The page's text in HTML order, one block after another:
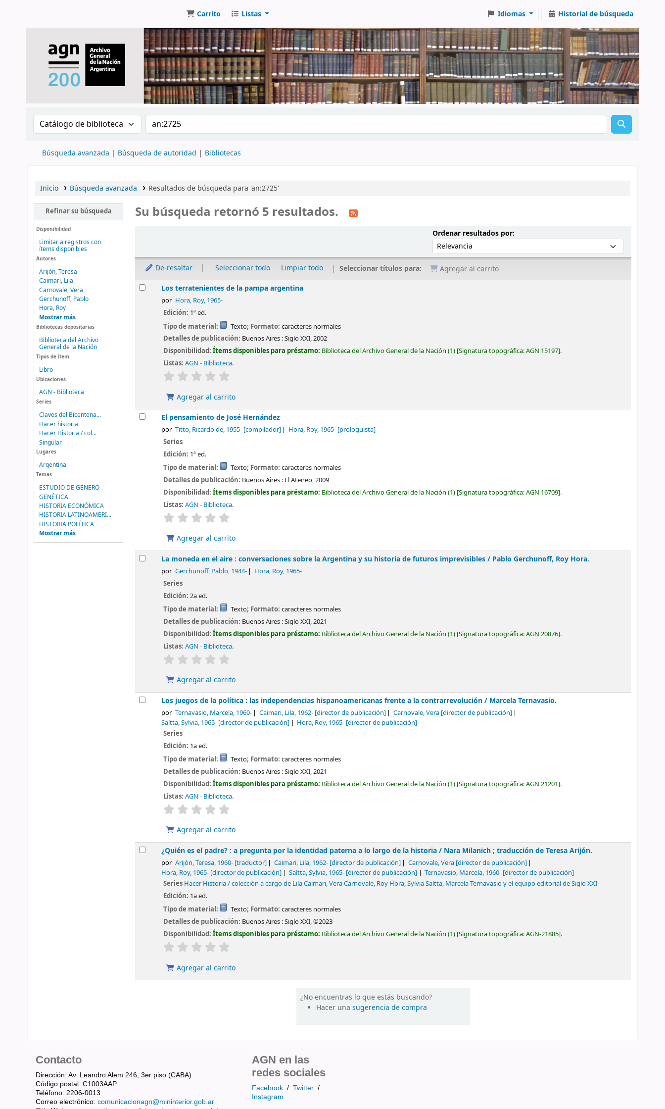
Carrito Listas Idiomas Historial de búsqueda
Buscar en el catálogo por: Buscar en el catálogo
Búsqueda avanzada Búsqueda de autoridad Bibliotecas
Inicio Búsqueda avanzada Resultados de búsqueda para 'an:2725'
Refinar su búsqueda
Disponibilidad
Limitar a registros con
ítems disponibles
Autores
Arijón, Teresa
Caimari, Lila
Carnovale, Vera
Gerchunoff, Pablo
Hora, Roy
Mostrar más
Bibliotecas depositarias
Biblioteca del Archivo
General de la Nación
Tipos de ítem
Libro
Ubicaciones
AGN - Biblioteca
Series
Claves del Bicentena...
Hacer historia
Hacer Historia / col...
Singular
Lugares
Argentina
Temas
ESTUDIO DE GÉNERO
GENÉTICA
HISTORIA ECONÓMICA
HISTORIA LATINOAMERI...
HISTORIA POLÍTICA
Mostrar más
Su búsqueda retornó 5 resultados.
Ordenar resultados por:Ordenar por:
De-resaltar Seleccionar todo Limpiar todo Seleccionar títulos para:
Agregar al carrito
ResultadosLos terratenientes de la pampa argentina
por Hora, Roy, 1965-
Edición: 1ª ed.
Tipo de material:
Texto; Formato: caracteres normales
Detalles de publicación: Buenos Aires :Siglo XXI,2002
Disponibilidad:Ítems disponibles para préstamo: Biblioteca del Archivo General de la Nación (1) Signatura topográfica:AGN 15197 .
Listas: AGN - Biblioteca.
valoración
Agregar al carrito
El pensamiento de José Hernández
por Titto, Ricardo de, 1955-[compilador] Hora, Roy, 1965-[prologuista]
Series
Edición: 1ª ed.
Tipo de material:
Texto; Formato: caracteres normales
Detalles de publicación: Buenos Aires : El Ateneo,2009
Disponibilidad:Ítems disponibles para préstamo: Biblioteca del Archivo General de la Nación (1) Signatura topográfica:AGN 16709 .
Listas: AGN - Biblioteca.
valoración
Agregar al carrito
La moneda en el aire : conversaciones sobre la Argentina y su historia de futuros imprevisibles / Pablo Gerchunoff, Roy Hora.
por Gerchunoff, Pablo, 1944- Hora, Roy, 1965-
Series
Edición:2a ed.
Tipo de material:
Texto; Formato: caracteres normales
Detalles de publicación: Buenos Aires :Siglo XXI,2021
Disponibilidad:Ítems disponibles para préstamo: Biblioteca del Archivo General de la Nación (1) Signatura topográfica:AGN 20876 .
Listas: AGN - Biblioteca.
valoración
Agregar al carrito
Los juegos de la política : las independencias hispanoamericanas frente a la contrarrevolución / Marcela Ternavasio.
por Ternavasio, Marcela, 1960- Caimari, Lila, 1962-[director de publicación] Carnovale, Vera[director de publicación]
Saítta, Sylvia, 1965- [director de publicación] Hora, Roy, 1965- [director de publicación]
Series
Edición: 1a ed.
Tipo de material:
Texto; Formato: caracteres normales
Detalles de publicación: Buenos Aires :Siglo XXI,2021
Disponibilidad:Ítems disponibles para préstamo: Biblioteca del Archivo General de la Nación (1) Signatura topográfica:AGN 21201 .
Listas: AGN - Biblioteca.
valoración
Agregar al carrito
¿Quién es el padre? : a pregunta por la identidad paterna a lo largo de la historia / Nara Milanich ; traducción de Teresa Arijón.
por Arijón, Teresa, 1960-[traductor] Caimari, Lila, 1962-[director de publicación] Carnovale, Vera[director de publicación]
Hora, Roy, 1965- [director de publicación] Saítta, Sylvia, 1965- [director de publicación] Ternavasio, Marcela, 1960- [director de publicación]
Series Hacer Historia / colección a cargo de Lila Caimari, Vera Carnovale, Roy Hora, Sylvia Saítta, Marcela Ternavasio y el equipo editorial de Siglo XXI
Edición: 1a ed.
Tipo de material:
Texto; Formato: caracteres normales
Detalles de publicación: Buenos Aires :Siglo XXI,©2023
Disponibilidad:Ítems disponibles para préstamo: Biblioteca del Archivo General de la Nación (1) Signatura topográfica:AGN-21885 .
valoración
Agregar al carrito
¿No encuentras lo que estás buscando?
Hacer unasugerencia de compra
Contacto
Dirección: Av. Leandro Alem 246, 3er piso (CABA).
Código postal: C1003AAP
Teléfono: 2206-0013
Correo electrónico: comunicacionagn@mininterior.gob.ar
AGN en las
redes sociales
Facebook / Twitter /
Instagram